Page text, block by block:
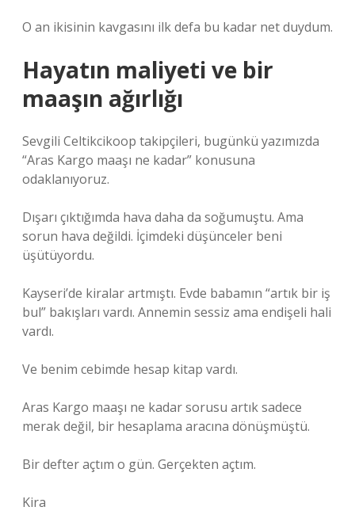
O an ikisinin kavgasını ilk defa bu kadar net duydum.
Hayatın maliyeti ve bir
maaşın ağırlığı
Sevgili Celtikcikoop takipçileri, bugünkü yazımızda
“Aras Kargo maaşı ne kadar” konusuna
odaklanıyoruz.
Dışarı çıktığımda hava daha da soğumuştu. Ama
sorun hava değildi. İçimdeki düşünceler beni
üşütüyordu.
Kayseri’de kiralar artmıştı. Evde babamın “artık bir iş
bul” bakışları vardı. Annemin sessiz ama endişeli hali
vardı.
Ve benim cebimde hesap kitap vardı.
Aras Kargo maaşı ne kadar sorusu artık sadece
merak değil, bir hesaplama aracına dönüşmüştü.
Bir defter açtım o gün. Gerçekten açtım.
Kira